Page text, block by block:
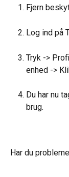
Fjern
Log ind på
Tryk ->
enhed ->
Du har nu
brug.
Har du